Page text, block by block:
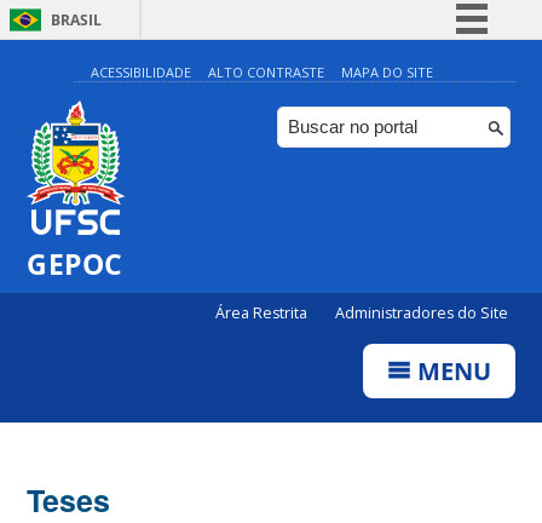
BRASIL
Simplifique!
Comunica BR
Participe
ACESSIBILIDADE ALTO CONTRASTE MAPA DO SITE
GEPOC
Área Restrita Administradores do Site
MENU
Teses